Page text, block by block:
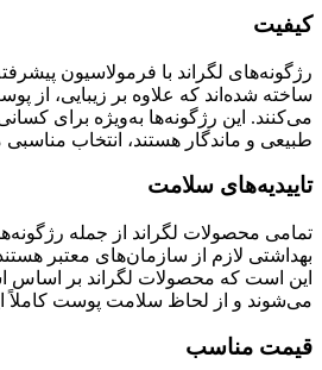
کیفیت
رژگونه‌های لگراند با فرمولاسیون
ساخته شده‌اند که علاوه بر زیبایی،
می‌کنند. این رژگونه‌ها به‌ویژه برای
طبیعی و ماندگار هستند، انتخاب
تاییدیه‌های سلامت
تمامی محصولات لگراند از جمله رژگونه‌ها
بهداشتی لازم از سازمان‌های معتبر
این است که محصولات لگراند بر اساس
می‌شوند و از لحاظ سلامت پوست کاملاً
قیمت مناسب